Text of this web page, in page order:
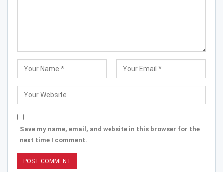
Save my name, email, and website in this browser for the
next time I comment.